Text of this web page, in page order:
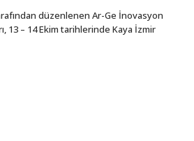
düzenlenen Ar-Ge İnovasyon
13 – 14 Ekim tarihlerinde Kaya İzmir